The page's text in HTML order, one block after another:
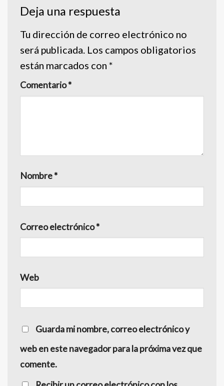
Deja una respuesta
Tu dirección de correo electrónico no
será publicada. Los campos obligatorios
están marcados con *
Comentario*
Nombre*
Correo electrónico*
Web
Guarda mi nombre, correo electrónico y
web en este navegador para la próxima vez que
comente.